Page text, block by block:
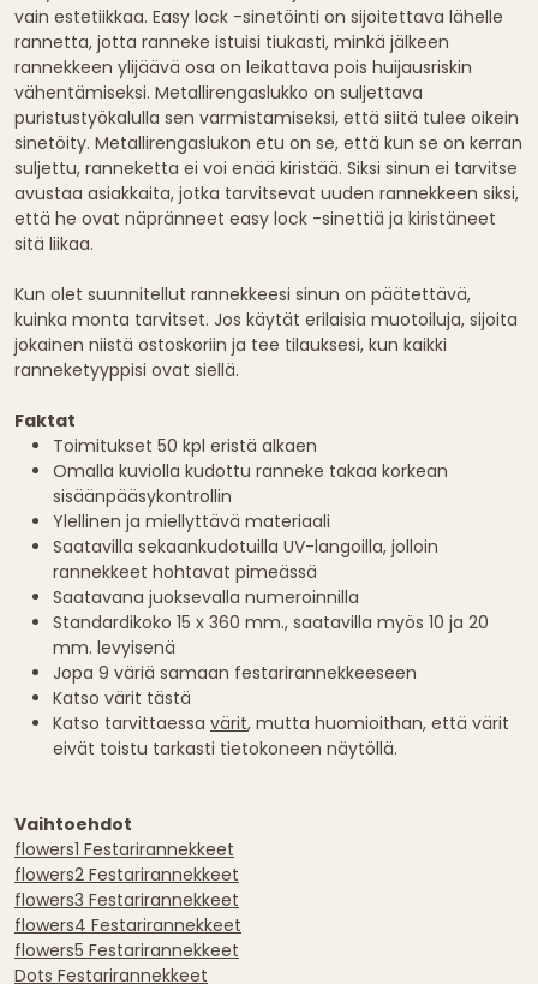
vain estetiikkaa. Easy lock -sinetöinti on sijoitettava lähelle
rannetta, jotta ranneke istuisi tiukasti, minkä jälkeen
rannekkeen ylijäävä osa on leikattava pois huijausriskin
vähentämiseksi. Metallirengaslukko on suljettava
puristustyökalulla sen varmistamiseksi, että siitä tulee oikein
sinetöity. Metallirengaslukon etu on se, että kun se on kerran
suljettu, ranneketta ei voi enää kiristää. Siksi sinun ei tarvitse
avustaa asiakkaita, jotka tarvitsevat uuden rannekkeen siksi,
että he ovat näpränneet easy lock -sinettiä ja kiristäneet
sitä liikaa.
Kun olet suunnitellut rannekkeesi sinun on päätettävä,
kuinka monta tarvitset. Jos käytät erilaisia muotoiluja, sijoita
jokainen niistä ostoskoriin ja tee tilauksesi, kun kaikki
ranneketyyppisi ovat siellä.
Faktat
Toimitukset 50 kpl eristä alkaen
Omalla kuviolla kudottu ranneke takaa korkean
sisäänpääsykontrollin
Ylellinen ja miellyttävä materiaali
Saatavilla sekaankudotuilla UV-langoilla, jolloin
rannekkeet hohtavat pimeässä
Saatavana juoksevalla numeroinnilla
Standardikoko 15 x 360 mm., saatavilla myös 10 ja 20
mm. levyisenä
Jopa 9 väriä samaan festarirannekkeeseen
Katso värit tästä
Katso tarvittaessa värit, mutta huomioithan, että värit
eivät toistu tarkasti tietokoneen näytöllä.
Vaihtoehdot
flowers1 Festarirannekkeet
flowers2 Festarirannekkeet
flowers3 Festarirannekkeet
flowers4 Festarirannekkeet
flowers5 Festarirannekkeet
Dots Festarirannekkeet